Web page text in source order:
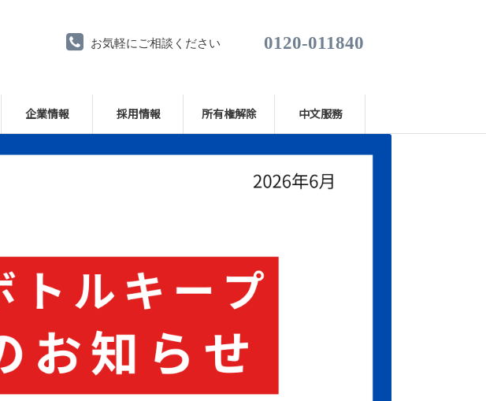
お気軽にご相談ください 0120-011840
企業情報 採用情報 所有権解除 中文服務